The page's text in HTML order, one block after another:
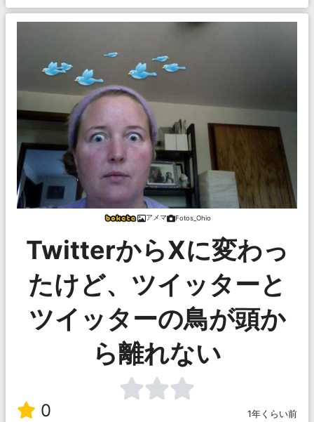
アメマ Fotos_Ohio
TwitterからXに変わっ
たけど、ツイッターと
ツイッターの鳥が頭か
ら離れない
0
1年くらい前